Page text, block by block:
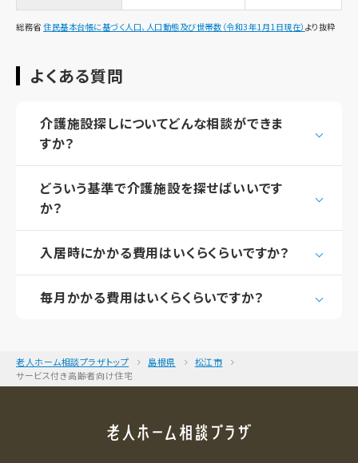
総務省住民基本台帳に基づく人口、人口動態及び世帯数（令和3年1月1日現在） より抜粋
よくある質問
介護施設探しについてどんな相談ができま
すか？
どういう基準で介護施設を探せばいいです
か？
入居時にかかる費用はいくらくらいですか？
毎月かかる費用はいくらくらいですか？
老人ホーム相談プラザトップ 島根県
松江市
サービス付き高齢者向け住宅